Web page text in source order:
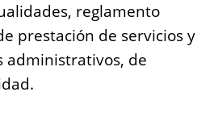
reglamento
prestación de servicios y
administrativos, de